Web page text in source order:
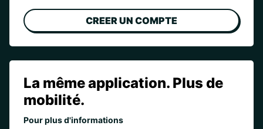
CREER UN COMPTE
La même application. Plus de
mobilité.
Pour plus d'informations